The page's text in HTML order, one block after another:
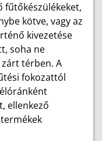
fűtőkészülékeket,
kötve, vagy az
kivezetése
soha ne
térben. A
fokozattól
ellenkező